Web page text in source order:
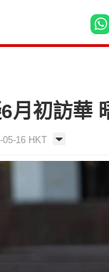
月初訪華
05-16 HKT